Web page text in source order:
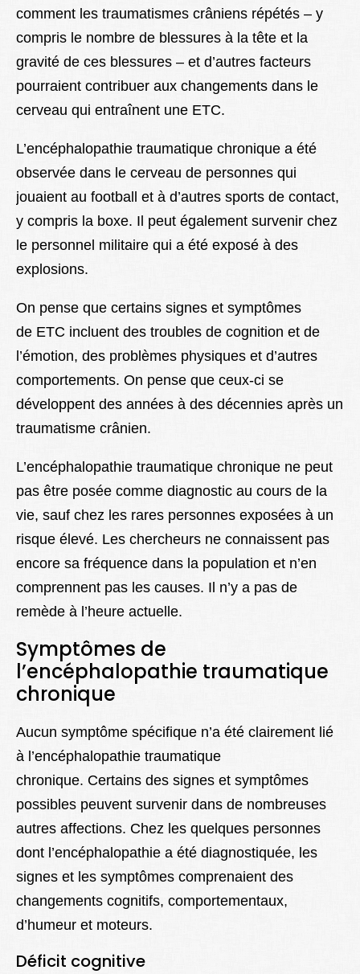
comment les traumatismes crâniens répétés – y
compris le nombre de blessures à la tête et la
gravité de ces blessures – et d’autres facteurs
pourraient contribuer aux changements dans le
cerveau qui entraînent une ETC.
L’encéphalopathie traumatique chronique a été
observée dans le cerveau de personnes qui
jouaient au football et à d’autres sports de contact,
y compris la boxe. Il peut également survenir chez
le personnel militaire qui a été exposé à des
explosions.
On pense que certains signes et symptômes
de ETC incluent des troubles de cognition et de
l’émotion, des problèmes physiques et d’autres
comportements. On pense que ceux-ci se
développent des années à des décennies après un
traumatisme crânien.
L’encéphalopathie traumatique chronique ne peut
pas être posée comme diagnostic au cours de la
vie, sauf chez les rares personnes exposées à un
risque élevé. Les chercheurs ne connaissent pas
encore sa fréquence dans la population et n’en
comprennent pas les causes. Il n’y a pas de
remède à l’heure actuelle.
Symptômes de
l’encéphalopathie traumatique
chronique
Aucun symptôme spécifique n’a été clairement lié
à l’encéphalopathie traumatique
chronique. Certains des signes et symptômes
possibles peuvent survenir dans de nombreuses
autres affections. Chez les quelques personnes
dont l’encéphalopathie a été diagnostiquée, les
signes et les symptômes comprenaient des
changements cognitifs, comportementaux,
d’humeur et moteurs.
Déficit cognitive